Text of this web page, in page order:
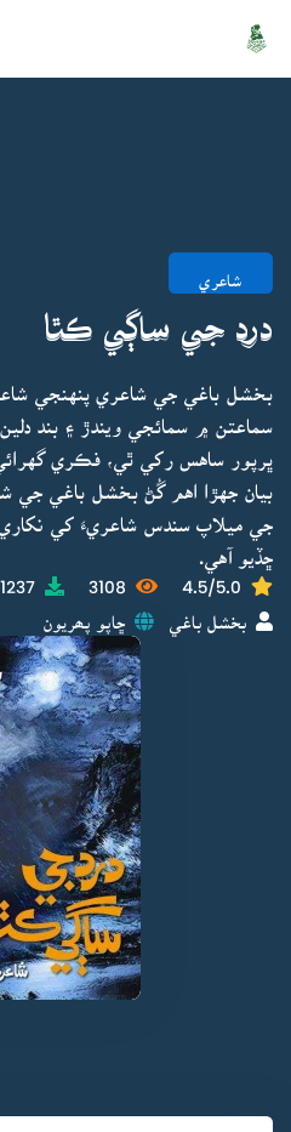
شاعري
درد جي ساڳي ڪٿا
بخشل باغي جي شاعري پنهنجي
سماعتن ۾ سمائجي ويندڙ ۽ بند
ڀرپور ساهس رکي ٿي، فڪري
بيان جهڙا اهم گُڻ بخشل باغي جي
جي ميلاپ سندس شاعريءَ کي
ڇڏيو آهي.
4.5/5.0
3108
1237
بخشل باغي ڇاپو پھريون